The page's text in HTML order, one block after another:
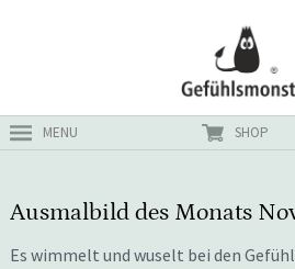
MENU SHOP
Ausmalbild des Monats
Es wimmelt und wuselt bei den